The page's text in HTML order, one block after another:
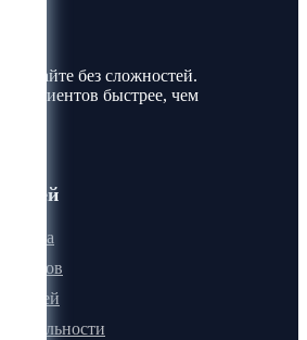
без сложностей.
и клиентов быстрее, чем
лояльности